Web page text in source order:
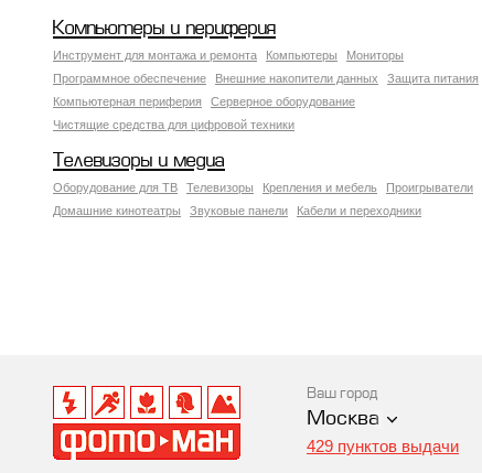
Компьютеры и периферия
Инструмент для монтажа и ремонта Компьютеры
Мониторы
Программное обеспечение
Внешние накопители данных
Защита питания
Компьютерная периферия
Серверное оборудование
Чистящие средства для цифровой техники
Телевизоры и медиа
Оборудование для ТВ Телевизоры Крепления и мебель
Проигрыватели
Домашние кинотеатры
Звуковые панели Кабели и переходники
Ваш город
Москва
429 пунктов выдачи